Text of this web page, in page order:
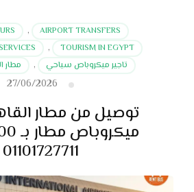
AIRPORT TRANSFERS
,
TOURISM IN EGYPT
,
تاجير ميكروباص سياحي
, مطار
27/06/2026
توصيل من مطار
01101727711